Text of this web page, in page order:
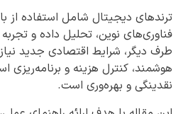
ترندهای دیجیتال شامل استفاده از
فناوری‌های نوین، تحلیل داده و
طرف دیگر، شرایط اقتصادی جدید
هوشمند، کنترل هزینه و برنامه‌ریزی
نقدینگی و بهره‌وری است.